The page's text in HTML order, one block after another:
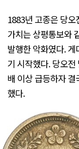
1883년 고종은 당
가치는 상평통보와
발행한 악화였다.
기 시작했다. 당오
배 이상 급등하자
했다.